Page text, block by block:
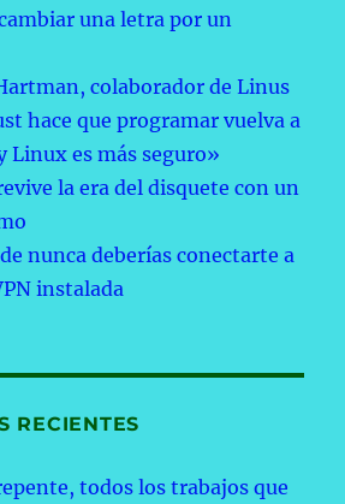
una letra por un
colaborador de Linus
hace que programar vuelva a
Linux es más seguro»
la era del disquete con un
nunca deberías conectarte a
instalada
RECIENTES
todos los trabajos que